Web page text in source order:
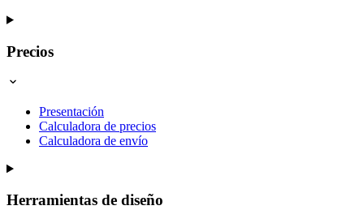
Precios
Presentación
Calculadora de precios
Calculadora de envío
Herramientas de diseño